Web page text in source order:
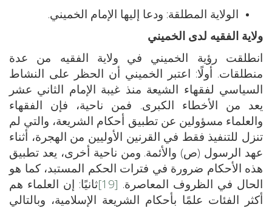
الولاية المطلقة: ودعا إليها الإمام الخميني.
ولاية الفقيه لدى الخميني
انطلقت رؤية الخميني في ولاية الفقيه من عدة
منطلقات. أولًا: اعتبر الخميني أن الحظر على النشاط
السياسي لفقهاء الشيعة منذ غيبة الإمام الثاني عشر
يعد من الأخطاء الكبرى. فمن ناحية، فإن الفقهاء
والعلماء مسؤولين عن تطبيق أحكام الشريعة، والتي لم
تنزل للتنفيذ فقط في القرنين الأوليين من الهجرة، أثناء
عهد الرسول (ص) والأئمة. ومن ناحية أخرى، يعد تطبيق
هذه الأحكام ضرورة في فترات الحكم المستبد، كما هو
الحال في الظروف المعاصرة. [19]
ثانيًا: إن العلماء هم
أكثر الفئات علمًا بأحكام الشريعة الإسلامية، وبالتالي